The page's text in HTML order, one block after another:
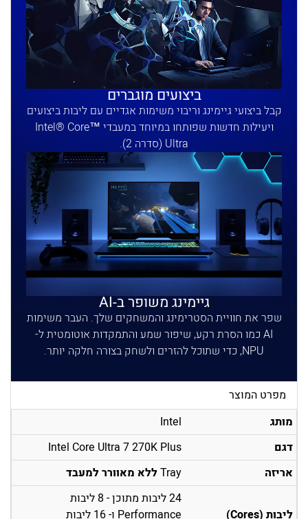
ביצועים מוגברים
קבל ביצועי גיימינג וריבוי משימות אגדיים עם ליבות ביצועים
ויעילות חדשות שפותחו במיוחד במעבדי Intel® Core™
Ultra (סדרה 2).
גיימינג משופר ב-AI
שפר את חוויית הסטרימינג והמשחקים שלך. העבר משימות
AI כמו הסרת רקע, שיפור שמע והתמקדות אוטומטית ל-
NPU, כדי שתוכל להזרים ולשחק בצורה חלקה יותר.
מפרט המוצר
מותג
Intel
דגם
Intel Core Ultra 7 270K Plus
אריזה
Trayללא מאוורר למעבד
ליבות (Cores)
24 ליבות מתוכן - 8 ליבות
Performance ו- 16 ליבות